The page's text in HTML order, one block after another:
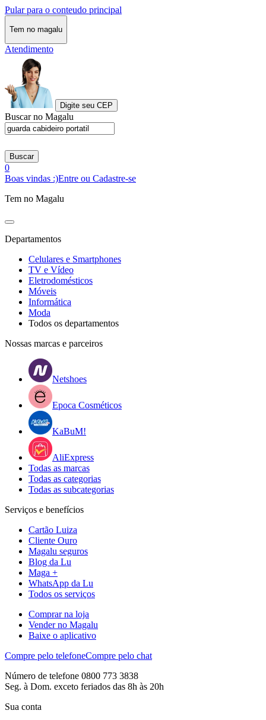
Pular para o conteudo principal
Tem no magalu
Atendimento
Digite seu CEP
Buscar no Magalu
Buscar
0
Boas vindas :)Entre ou Cadastre-se
Tem no Magalu
Departamentos
Celulares e Smartphones
TV e Vídeo
Eletrodomésticos
Móveis
Informática
Moda
Todos os departamentos
Nossas marcas e parceiros
Netshoes
Epoca Cosméticos
KaBuM!
AliExpress
Todas as marcas
Todas as categorias
Todas as subcategorias
Serviços e benefícios
Cartão Luiza
Cliente Ouro
Magalu seguros
Blog da Lu
Maga +
WhatsApp da Lu
Todos os serviços
Comprar na loja
Vender no Magalu
Baixe o aplicativo
Compre pelo telefoneCompre pelo chat
Número de telefone 0800 773 3838
Seg. à Dom. exceto feriados das 8h às 20h
Sua conta